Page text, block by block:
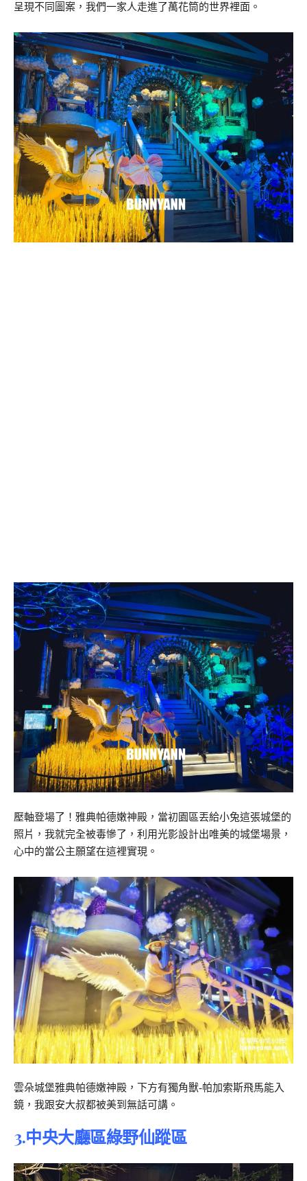
呈現不同圖案，我們一家人走進了萬花筒的世界裡面。
壓軸登場了！雅典帕德嫩神殿，當初園區丟給小兔這張城堡的
照片，我就完全被毒慘了，利用光影設計出唯美的城堡場景，
心中的當公主願望在這裡實現。
雲朵城堡雅典帕德嫩神殿，下方有獨角獸-帕加索斯飛馬能入
鏡，我跟安大叔都被美到無話可講。
3.中央大廳區綠野仙蹤區